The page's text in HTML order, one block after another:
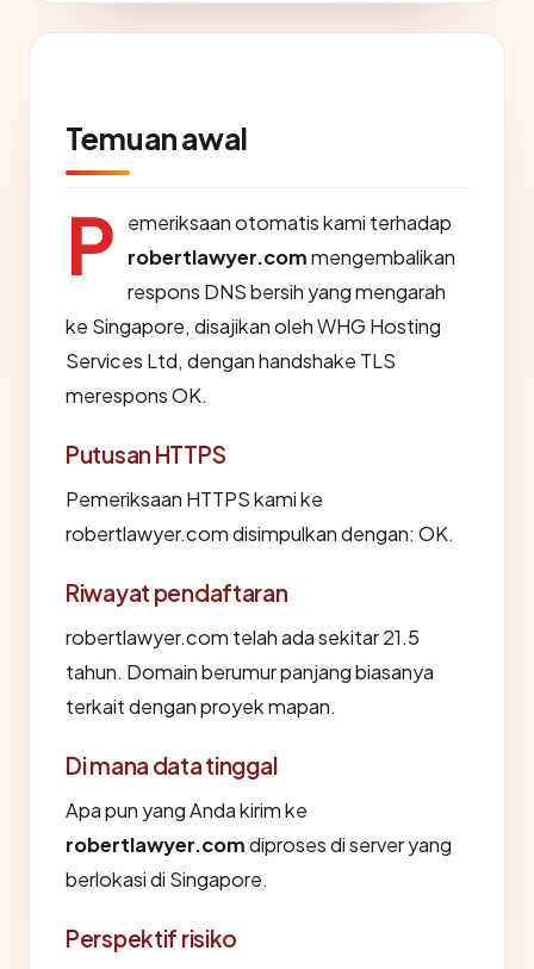
Temuan awal
P
emeriksaan otomatis kami terhadap
robertlawyer.commengembalikan
respons DNS bersih yang mengarah
ke Singapore, disajikan oleh WHG Hosting
Services Ltd, dengan handshake TLS
merespons OK.
Putusan HTTPS
Pemeriksaan HTTPS kami ke
robertlawyer.com disimpulkan dengan: OK.
Riwayat pendaftaran
robertlawyer.com telah ada sekitar 21.5
tahun. Domain berumur panjang biasanya
terkait dengan proyek mapan.
Di mana data tinggal
Apa pun yang Anda kirim ke
robertlawyer.comdiproses di server yang
berlokasi di Singapore.
Perspektif risiko